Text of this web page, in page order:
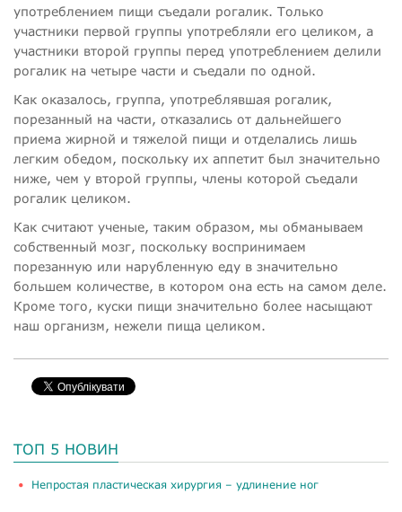
употреблением пищи съедали рогалик. Только
участники первой группы употребляли его целиком, а
участники второй группы перед употреблением делили
рогалик на четыре части и съедали по одной.
Как оказалось, группа, употреблявшая рогалик,
порезанный на части, отказались от дальнейшего
приема жирной и тяжелой пищи и отделались лишь
легким обедом, поскольку их аппетит был значительно
ниже, чем у второй группы, члены которой съедали
рогалик целиком.
Как считают ученые, таким образом, мы обманываем
собственный мозг, поскольку воспринимаем
порезанную или нарубленную еду в значительно
большем количестве, в котором она есть на самом деле.
Кроме того, куски пищи значительно более насыщают
наш организм, нежели пища целиком.
ТОП 5 НОВИН
​Непростая пластическая хирургия – удлинение ног